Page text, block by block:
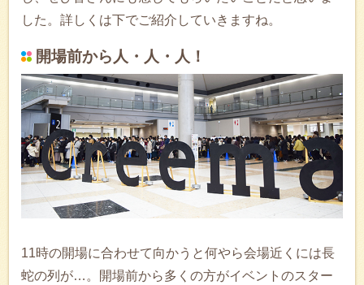
した。詳しくは下でご紹介していきますね。
開場前から人・人・人！
11時の開場に合わせて向かうと何やら会場近くには長
蛇の列が…。開場前から多くの方がイベントのスター